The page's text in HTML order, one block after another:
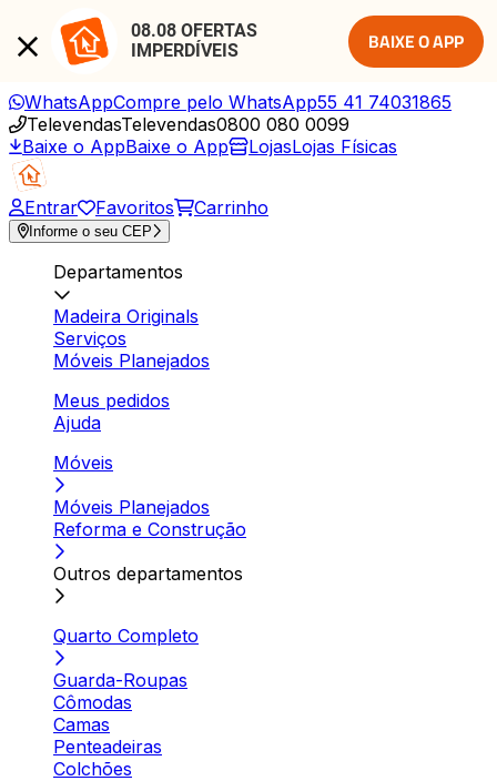
08.08 OFERTAS
IMPERDÍVEIS
BAIXE O APP
WhatsAppCompre pelo WhatsApp55 41 74031865
TelevendasTelevendas0800 080 0099
Baixe o AppBaixe o App LojasLojas Físicas
Entrar Favoritos Carrinho
Informe o seu CEP
Departamentos
Madeira Originals
Serviços
Móveis Planejados
Meus pedidos
Ajuda
Móveis
Móveis Planejados
Reforma e Construção
Outros departamentos
Quarto Completo
Guarda-Roupas
Cômodas
Camas
Penteadeiras
Colchões